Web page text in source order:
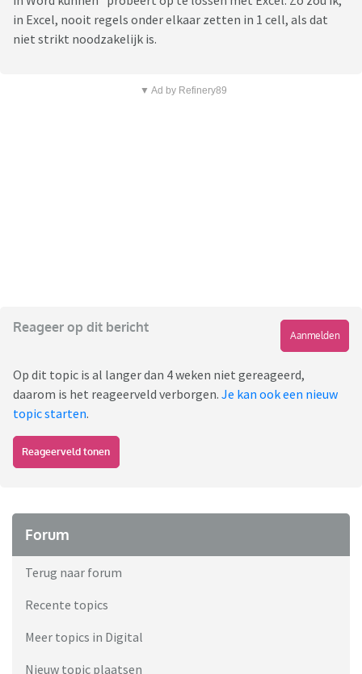
in Excel, nooit regels onder elkaar zetten in 1 cell, als dat
niet strikt noodzakelijk is.
▼ Ad by Refinery89
Reageer op dit bericht
Aanmelden
Op dit topic is al langer dan 4 weken niet gereageerd,
daarom is het reageerveld verborgen. Je kan ook een nieuw
topic starten.
Reageerveld tonen
Forum
Terug naar forum
Recente topics
Meer topics in Digital
Nieuw topic plaatsen